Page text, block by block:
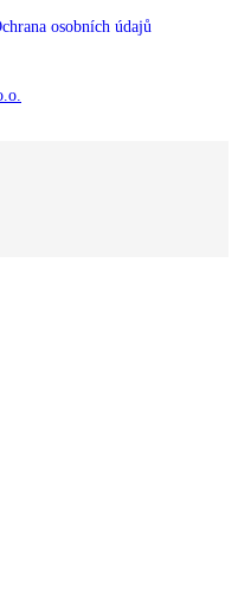
osobních údajů